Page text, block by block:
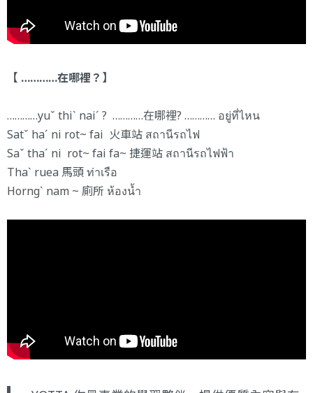
【 …………在哪裡？】
…………yuˇ thiˋ naiˊ ? …………在哪裡? ………… อยู่ที่ไหน
Satˇ haˊ ni rot~ fai 火車站 สถานีรถไฟ
Saˇ thaˊ ni rot~ fai fa~ 捷運站 สถานีรถไฟฟ้า
Thaˋ ruea 馬頭 ท่าเรือ
Horngˋ nam ~ 廁所 ห้องน้ำ